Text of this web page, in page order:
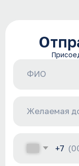
Ветеринарные